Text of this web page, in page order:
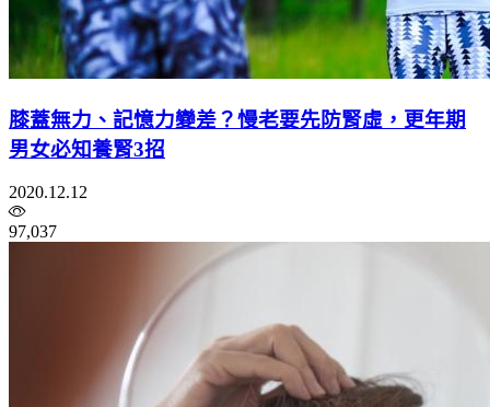
膝蓋無力、記憶力變差？慢老要先防腎虛，更年期
男女必知養腎3招
2020.12.12
97,037